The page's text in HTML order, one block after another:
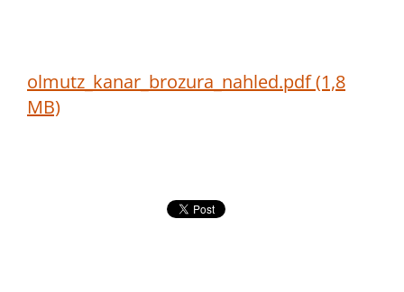
olmutz_kanar_brozura_nahled.pdf (1,8
MB)